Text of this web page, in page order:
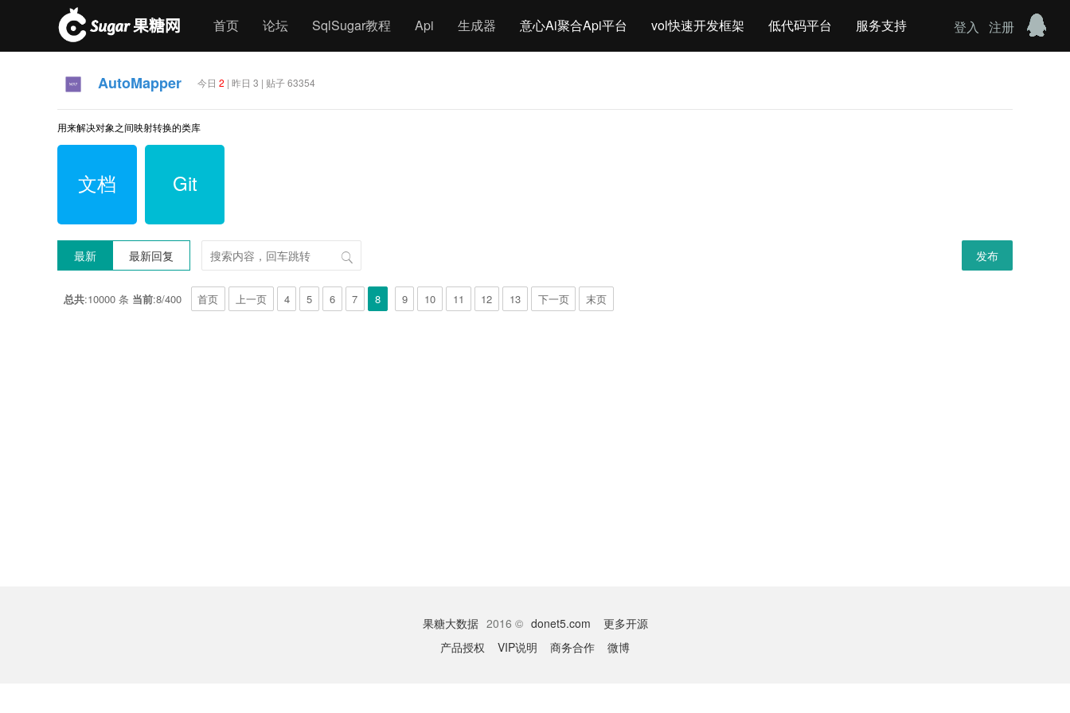
首页 论坛 SqlSugar教程 Api 生成器 意心Ai聚合Api平台 vol快速开发框架 低代码平台 服务支持 登入 注册
AutoMapper 今日 2 | 昨日 3 | 贴子 63354
用来解决对象之间映射转换的类库
文档 Git
最新 最新回复 发布
总共:10000 条 当前:8/400 首页 上一页 4 5 6 7 8 9 10 11 12 13 下一页 末页
果糖大数据 2016 © donet5.com
更多开源
产品授权
VIP说明 商务合作 微博